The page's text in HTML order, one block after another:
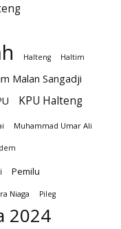
Halteng Haltim
Malan Sangadji
KPU Halteng
Muhammad Umar Ali
Pemilu
Niaga Pileg
2024